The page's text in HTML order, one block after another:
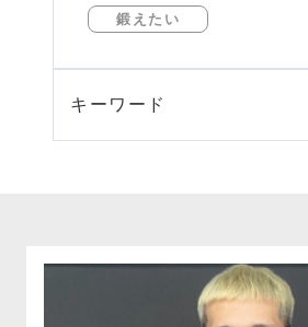
鍛えたい
キーワード